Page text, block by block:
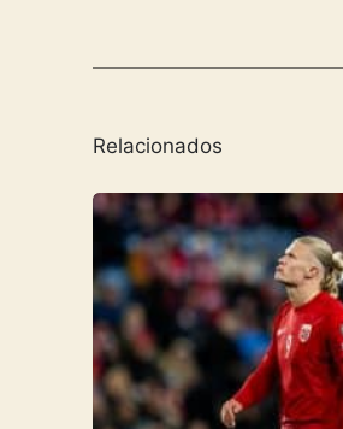
Relacionados